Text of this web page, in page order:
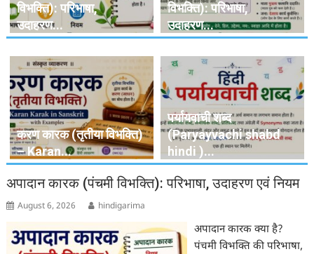
विभक्ति): परिभाषा,
उदाहरण...
विभक्ति): परिभाषा,
उदाहरण...
करण कारक (तृतीया विभक्ति)
– Karan...
पर्यायवाची शब्द
(Paryayvachi shabd
hindi )...
अपादान कारक (पंचमी विभक्ति): परिभाषा, उदाहरण एवं नियम
August 6, 2026 hindigarima
अपादान कारक क्या है?
पंचमी विभक्ति की परिभाषा,